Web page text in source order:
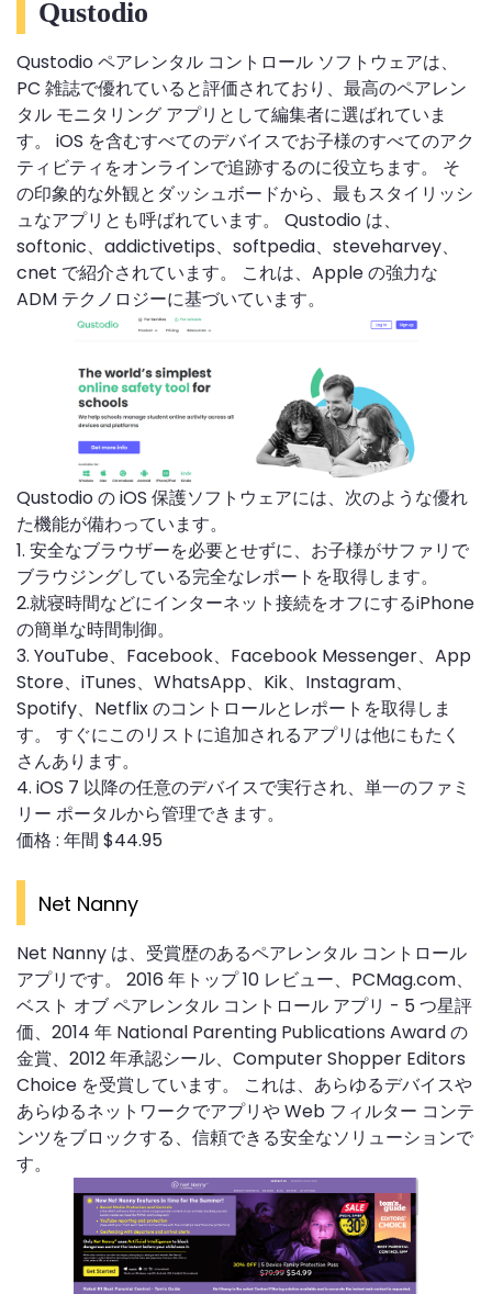
Qustodio
Qustodio ペアレンタル コントロール ソフトウェアは、
PC 雑誌で優れていると評価されており、最高のペアレン
タル モニタリング アプリとして編集者に選ばれていま
す。 iOS を含むすべてのデバイスでお子様のすべてのアク
ティビティをオンラインで追跡するのに役立ちます。 そ
の印象的な外観とダッシュボードから、最もスタイリッシ
ュなアプリとも呼ばれています。 Qustodio は、
softonic、addictivetips、softpedia、steveharvey、
cnet で紹介されています。 これは、Apple の強力な
ADM テクノロジーに基づいています。
Qustodio の iOS 保護ソフトウェアには、次のような優れ
た機能が備わっています。
1. 安全なブラウザーを必要とせずに、お子様がサファリで
ブラウジングしている完全なレポートを取得します。
2.就寝時間などにインターネット接続をオフにするiPhone
の簡単な時間制御。
3. YouTube、Facebook、Facebook Messenger、App
Store、iTunes、WhatsApp、Kik、Instagram、
Spotify、Netflix のコントロールとレポートを取得しま
す。 すぐにこのリストに追加されるアプリは他にもたく
さんあります。
4. iOS 7 以降の任意のデバイスで実行され、単一のファミ
リー ポータルから管理できます。
価格 : 年間 $44.95
Net Nanny
Net Nanny は、受賞歴のあるペアレンタル コントロール
アプリです。 2016 年トップ 10 レビュー、PCMag.com、
ベスト オブ ペアレンタル コントロール アプリ - 5 つ星評
価、2014 年 National Parenting Publications Award の
金賞、2012 年承認シール、Computer Shopper Editors
Choice を受賞しています。 これは、あらゆるデバイスや
あらゆるネットワークでアプリや Web フィルター コンテ
ンツをブロックする、信頼できる安全なソリューションで
す。